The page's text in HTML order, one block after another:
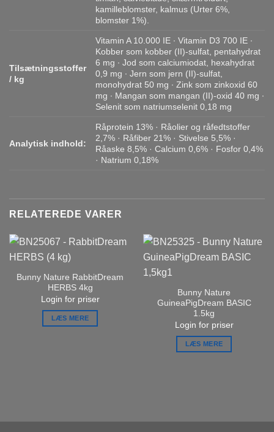
kamilleblomster, kalmus (Urter 6%,
blomster 1%).
Tilsætningsstoffer
/ kg
Vitamin A 10.000 IE ∙ Vitamin D3 700 IE ∙
Kobber som kobber (II)-sulfat, pentahydrat
6 mg ∙ Jod som calciumiodat, hexahydrat
0,9 mg ∙ Jern som jern (II)-sulfat,
monohydrat 50 mg ∙ Zink som zinkoxid 60
mg ∙ Mangan som mangan (II)-oxid 40 mg ∙
Selenit som natriumselenit 0,18 mg
Analytisk indhold:
Råprotein 13% · Råolier og råfedtstoffer
2,7% · Råfiber 21% · Stivelse 5,5% ·
Råaske 8,5% · Calcium 0,6% · Fosfor 0,4%
· Natrium 0,18%
RELATEREDE VARER
Bunny Nature RabbitDream
HERBS 4kg
Login for priser
LÆS MERE
Bunny Nature
GuineaPigDream BASIC
1.5kg
Login for priser
LÆS MERE